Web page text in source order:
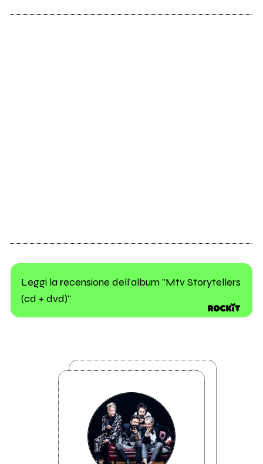
Leggi la recensione dell'album "Mtv Storytellers
(cd + dvd)"